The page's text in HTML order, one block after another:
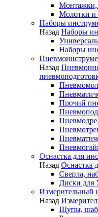
Монтажки,
Молотки и
Наборы
Назад Наборы
Наборы
Назад
Прочий
Оснастка для
Назад Оснастка
Сверла,
Диски
Измерительный
Назад
Щупы,